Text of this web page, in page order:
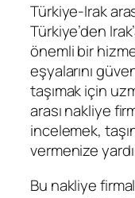
Türkiye-Irak
Türkiye’den
önemli bir
eşyalarını
taşımak için
arası nakliye
incelemek,
vermenize
Bu nakliye